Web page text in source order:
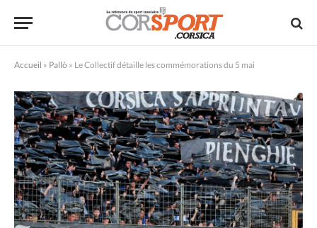
Accueil » Pallò » Le Collectif détaille les commémorations du 5 mai